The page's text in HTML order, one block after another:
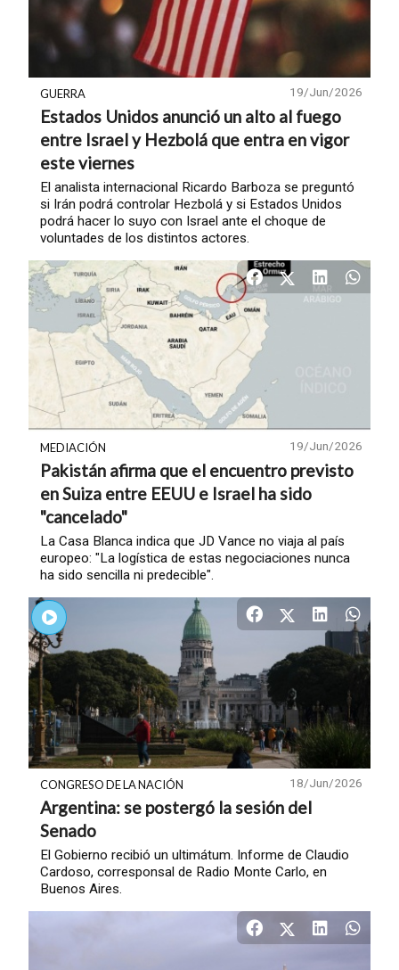
19/Jun/2026
GUERRA
Estados Unidos anunció un alto al fuego
entre Israel y Hezbolá que entra en vigor
este viernes
El analista internacional Ricardo Barboza se preguntó
si Irán podrá controlar Hezbolá y si Estados Unidos
podrá hacer lo suyo con Israel ante el choque de
voluntades de los distintos actores.
19/Jun/2026
MEDIACIÓN
Pakistán afirma que el encuentro previsto
en Suiza entre EEUU e Israel ha sido
"cancelado"
La Casa Blanca indica que JD Vance no viaja al país
europeo: "La logística de estas negociaciones nunca
ha sido sencilla ni predecible".
18/Jun/2026
CONGRESO DE LA NACIÓN
Argentina: se postergó la sesión del
Senado
El Gobierno recibió un ultimátum. Informe de Claudio
Cardoso, corresponsal de Radio Monte Carlo, en
Buenos Aires.